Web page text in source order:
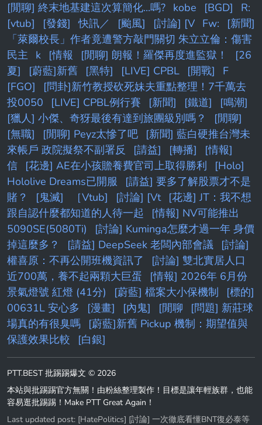
[閒聊] 終末地基建這次算簡化...嗎? kobe [BGD]
R:
[vtub]
[發錢] 快訊／ [颱風] [討論] [V Fw:
[新聞]
「萊爾校長」作者竟遭警方敲門關切 朱立立倫：傷害
民主 k [情報 [閒聊] 朗報！羅傑再度進監獄！
[26
夏]
[蔚藍]新舊 [黑特] [LIVE] CPBL [開戰]
F
[FGO]
[問卦]新竹教授砍死妹夫重點整理！7千萬去
投0050
[LIVE] CPBL例行賽 [新聞] [鐵道]
[鳴潮]
[獵人] 小傑、奇犽最後有達到旅團級別嗎？
[閒聊]
[無職]
[閒聊] Peyz太慘了吧
[新聞] 藍白硬推台灣未
來帳戶 政院擬祭不副署反
[請益] [轉播]
[情報]
信
[花邊] AE在小孩贍養費官司上取得勝利
[Holo]
Hololive Dreams已開服
[請益] 要多了解股票才不是
賭？
[鬼滅] ［Vtub] [討論] [Vt
[花邊] JT：我不想
跟自認什麼都知道的人待一起
[情報] NV可能推出
5090SE(5080Ti)
[討論] Kuminga怎麼才過一年 身價
掉這麼多？
[請益] DeepSeek 老闆內部會議
[討論]
權喜原：不再公開班機資訊了
[討論] 雙北實居人口
近700萬，養不起兩顆大巨蛋
[情報] 2026年 6月份
景氣燈號 紅燈 (41分)
[蔚藍] 檔案大小保機制
[標的]
00631L 安心多
[漫畫] [內鬼] [閒聊
[問題] 新莊球
場真的有很臭嗎
[蔚藍]新舊 Pickup 機制：期望值與
保護效果比較
[白銀]
PTT.BEST 批踢踢爆文 © 2026
本站與批踢踢官方無關！由粉絲整理製作！目標是讓年輕族群，也能
容易逛批踢踢！Make PTT Great Again！
Last updated post: [HatePolitics] [討論] 一次徹底看懂BNT復必泰等